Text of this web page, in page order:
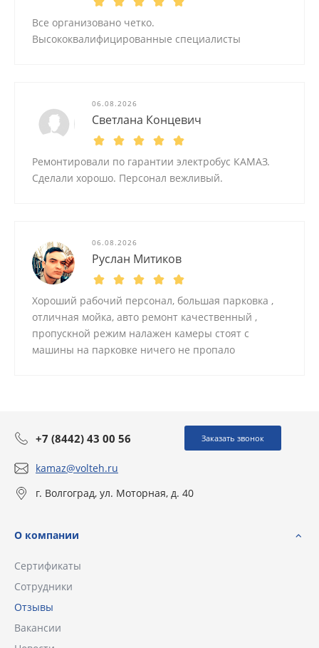
Все организовано четко.
Высококвалифицированные специалисты
06.08.2026
Светлана Концевич
Ремонтировали по гарантии электробус КАМАЗ.
Сделали хорошо. Персонал вежливый.
06.08.2026
Руслан Митиков
Хороший рабочий персонал, большая парковка ,
отличная мойка, авто ремонт качественный ,
пропускной режим налажен камеры стоят с
машины на парковке ничего не пропало
+7 (8442) 43 00 56 Заказать звонок
kamaz@volteh.ru
г. Волгоград, ул. Моторная, д. 40
О компании
Сертификаты
Сотрудники
Отзывы
Вакансии